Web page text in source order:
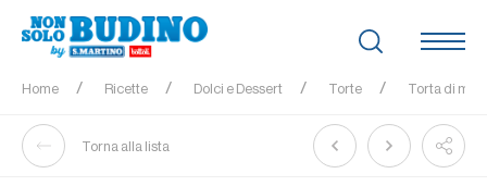
Home Ricette Dolci e Dessert Torte Torta di
Torna alla lista